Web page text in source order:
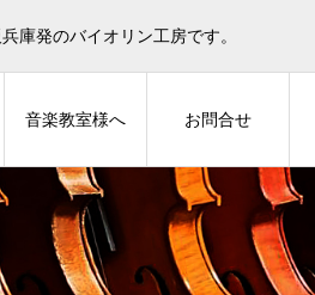
庫発のバイオリン工房です。
音楽教室様へ お問合せ
ます。非表示